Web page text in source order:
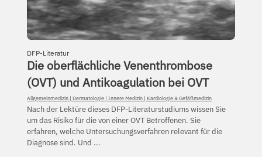
DFP-Literatur
Die oberflächliche Venenthrombose
(OVT) und Antikoagulation bei OVT
Allgemeinmedizin |Dermatologie |Innere Medizin |Kardiologie & Gefäßmedizin
Nach der Lektüre dieses DFP-Literaturstudiums wissen Sie
um das Risiko für die von einer OVT Betroffenen. Sie
erfahren, welche Untersuchungsverfahren relevant für die
Diagnose sind. Und ...